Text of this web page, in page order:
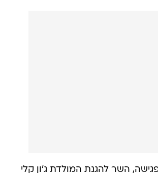
השר להגנת המולדת ג'ון קלי